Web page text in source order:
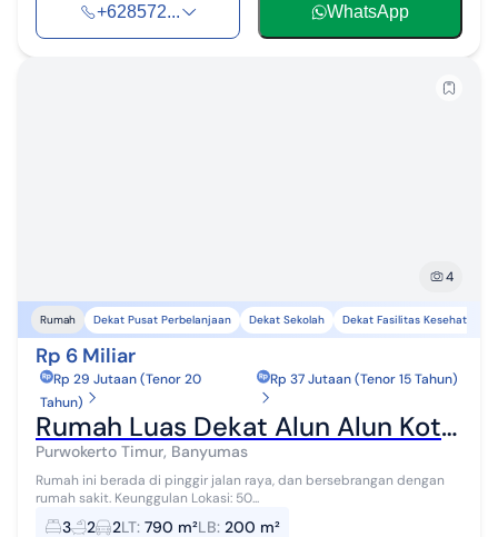
+628572... WhatsApp
4
Rumah Dekat Pusat Perbelanjaan Dekat Sekolah Dekat Fasilitas Kesehatan
Rp 6 Miliar
Rp 29 Jutaan (Tenor 20
Tahun)
Rp 37 Jutaan (Tenor 15 Tahun)
Rumah Luas Dekat Alun Alun Kota Purwokerto
Purwokerto Timur, Banyumas
Rumah ini berada di pinggir jalan raya, dan bersebrangan dengan
rumah sakit. Keunggulan Lokasi: 50...
3 2 2LT: 790 m²LB: 200 m²